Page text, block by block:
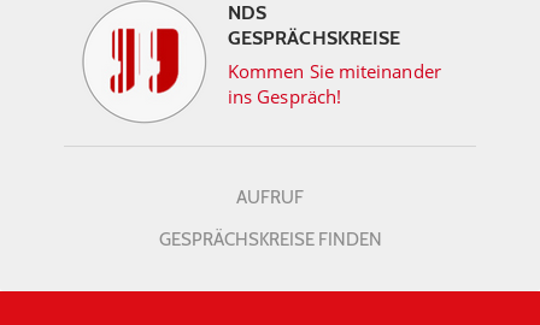
NDS
GESPRÄCHSKREISE
Kommen Sie miteinander
ins Gespräch!
AUFRUF
GESPRÄCHSKREISE FINDEN